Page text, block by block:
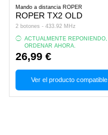
Mando a distancia ROPER
ROPER TX2 OLD
2 botones - 433.92 MHz
ACTUALMENTE REPONIENDO,
ORDENAR AHORA.
26,99 €
Ver el producto compatible.